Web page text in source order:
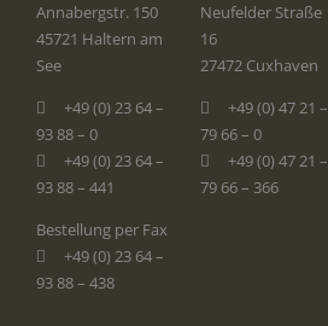
Annabergstr. 150
45721 Haltern am
See
+49 (0) 23 64 –
93 88 – 0
+49 (0) 23 64 –
93 88 – 441
Bestellung per Fax
+49 (0) 23 64 –
93 88 – 438
Neufelder Straße
16
27472 Cuxhaven
+49 (0) 47 21 –
79 66 – 0
+49 (0) 47 21 –
79 66 – 366